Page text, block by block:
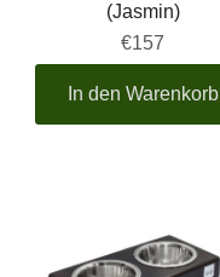
(Jasmin)
€157
In den Warenkorb